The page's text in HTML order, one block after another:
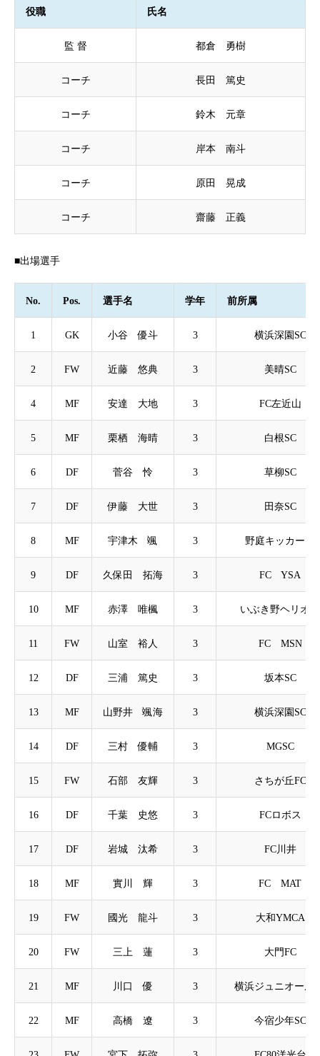
役職 氏名
監 督 都倉 勇樹
コーチ 長田 篤史
コーチ 鈴木 元章
コーチ 岸本 南斗
コーチ 原田 晃成
コーチ 齋藤 正義
■出場選手
No. Pos. 選手名 学年 前所属
1 GK 小谷 優斗 3 横浜深園SC
2 FW 近藤 悠典 3 美晴SC
4 MF 安達 大地 3 FC左近山
5 MF 栗栖 海晴 3 白根SC
6 DF 菅谷 怜 3 草柳SC
7 DF 伊藤 大世 3 田奈SC
8 MF 宇津木 颯 3 野庭キッカーズ
9 DF 久保田 拓海 3 FC YSA
10 MF 赤澤 唯楓 3 いぶき野ヘリオス
11 FW 山室 裕人 3 FC MSN
12 DF 三浦 篤史 3 坂本SC
13 MF 山野井 颯海 3 横浜深園SC
14 DF 三村 優輔 3 MGSC
15 FW 石部 友輝 3 さちが丘FC
16 DF 千葉 史悠 3 FCロボス
17 DF 岩城 汰希 3 FC川井
18 MF 實川 輝 3 FC MAT
19 FW 國光 龍斗 3 大和YMCA
20 FW 三上 蓮 3 大門FC
21 MF 川口 優 3 横浜ジュニオール
22 MF 高橋 遼 3 今宿少年SC